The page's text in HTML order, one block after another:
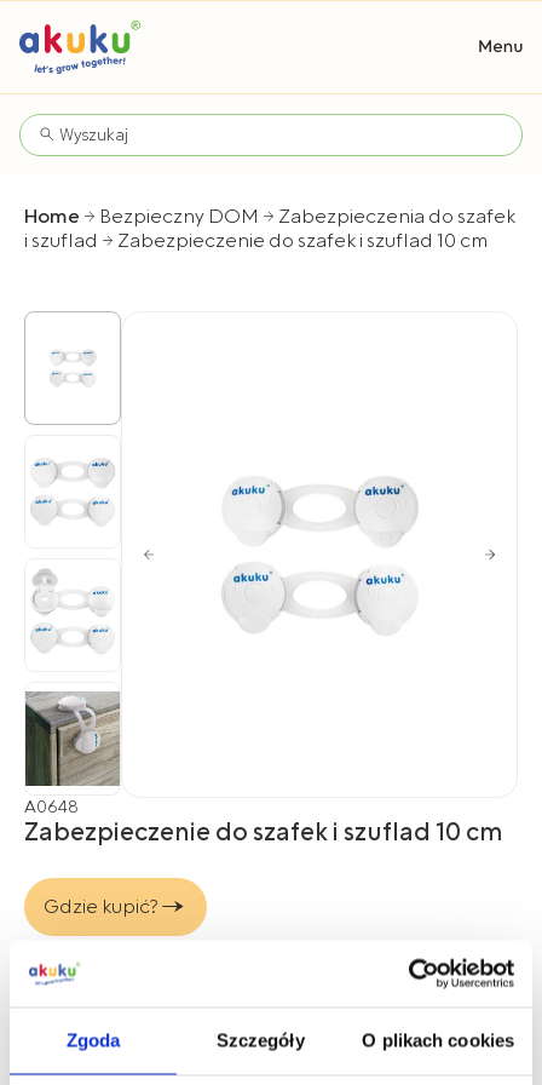
Zgoda Szczegóły O plikach cookies
Home Bezpieczny DOM
Zabezpieczenia do szafek
i szuflad
Zabezpieczenie do szafek i szuflad 10 cm
A0648
Zabezpieczenie do szafek i szuflad 10 cm
Opis produktu
Gdzie kupić?
Współpraca B2B